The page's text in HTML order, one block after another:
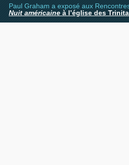
Paul Graham a exposé aux
Nuit américaine à l’église des